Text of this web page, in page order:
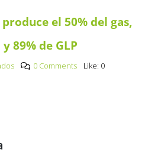
el 50% del gas,
89% de GLP
0 Comments Like: 0